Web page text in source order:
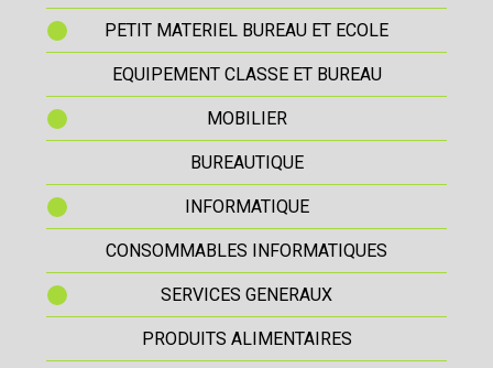
PETIT MATERIEL BUREAU ET ECOLE
EQUIPEMENT CLASSE ET BUREAU
MOBILIER
BUREAUTIQUE
INFORMATIQUE
CONSOMMABLES INFORMATIQUES
SERVICES GENERAUX
PRODUITS ALIMENTAIRES